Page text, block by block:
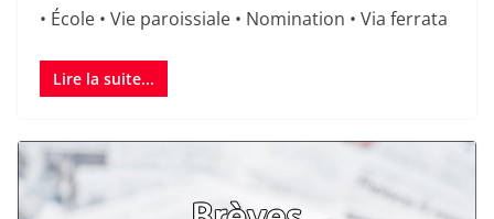
• École • Vie paroissiale • Nomination • Via ferrata
Lire la suite...